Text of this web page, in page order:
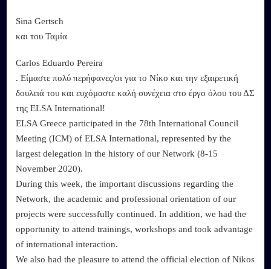
Sina Gertsch
και του Ταμία
Carlos Eduardo Pereira
. Είμαστε πολύ περήφανες/οι για το Νίκο και την εξαιρετική
δουλειά του και ευχόμαστε καλή συνέχεια στο έργο όλου του ΔΣ
της ELSA International!
ELSA Greece participated in the 78th International Council
Meeting (ICM) of ELSA International, represented by the
largest delegation in the history of our Network (8-15
Νovember 2020).
During this week, the important discussions regarding the
Network, the academic and professional orientation of our
projects were successfully continued. In addition, we had the
opportunity to attend trainings, workshops and took advantage
of international interaction.
We also had the pleasure to attend the official election of Nikos